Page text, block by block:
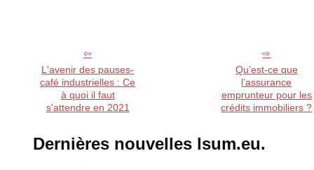
L'avenir des pauses-
café industrielles : Ce
à quoi il faut
s'attendre en 2021
Qu’est-ce que
l’assurance
emprunteur pour les
crédits immobiliers ?
Dernières nouvelles lsum.eu.